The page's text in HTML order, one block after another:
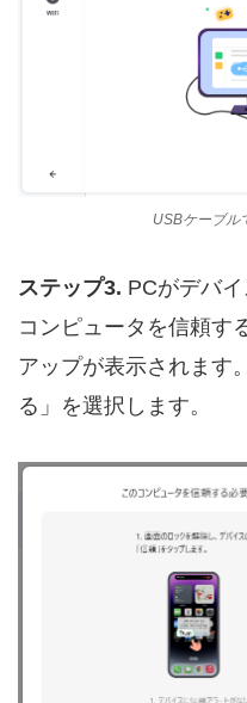
USBケーブル
ステップ3. PCがデバ
コンピュータを信頼す
アップが表示されます
る」を選択します。